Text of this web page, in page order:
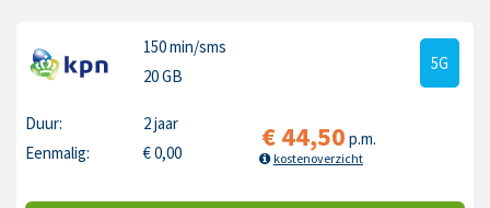
150 min/sms
20 GB
5G
Duur:
2 jaar
Eenmalig:
€0,00 €44,50 p.m.
kostenoverzicht